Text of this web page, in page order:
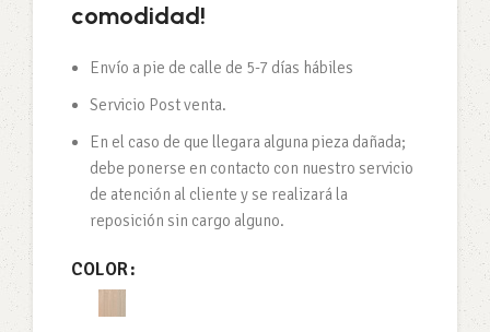
comodidad!
Envío a pie de calle de 5-7 días hábiles
Servicio Post venta.
En el caso de que llegara alguna pieza dañada;
debe ponerse en contacto con nuestro servicio
de atención al cliente y se realizará la
reposición sin cargo alguno.
COLOR